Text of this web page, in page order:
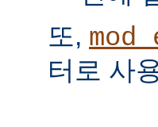
또,
터로 사